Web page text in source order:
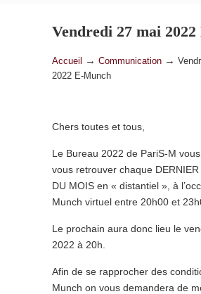
Vendredi 27 mai
Accueil → Communication →
2022 E-Munch
Chers toutes et tous,
Le Bureau 2022 de PariS-M
vous retrouver chaque DERNIER
DU MOIS en « distantiel », à
Munch virtuel entre 20h00 et
Le prochain aura donc lieu le
2022 à 20h.
Afin de se rapprocher des
Munch on vous demandera de